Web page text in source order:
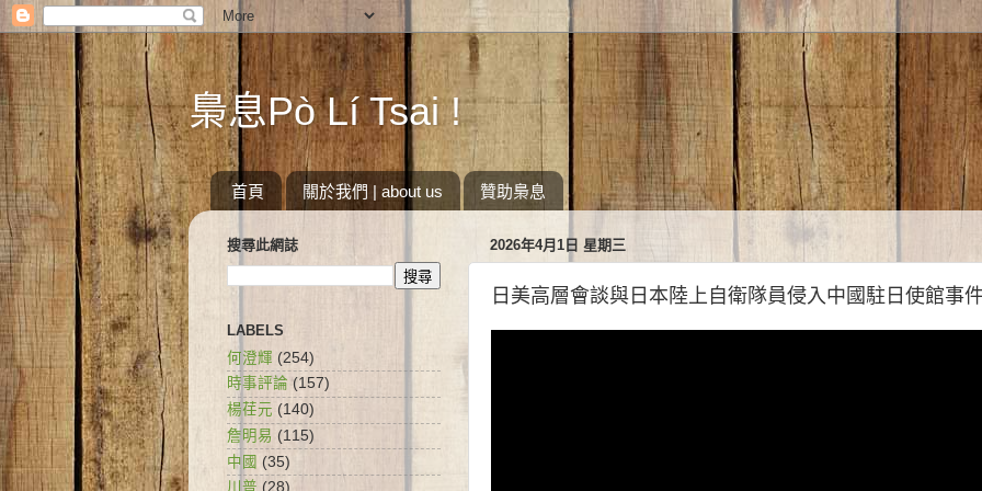
梟息Pò Lí Tsai !
首頁 關於我們 | about us 贊助梟息
2026年4月1日 星期三
日美高層會談與日本陸上自衛隊員侵入中國駐日使館事
搜尋此網誌
LABELS
何澄輝 (254)
時事評論 (157)
楊荏元 (140)
詹明易 (115)
中國 (35)
川普 (28)